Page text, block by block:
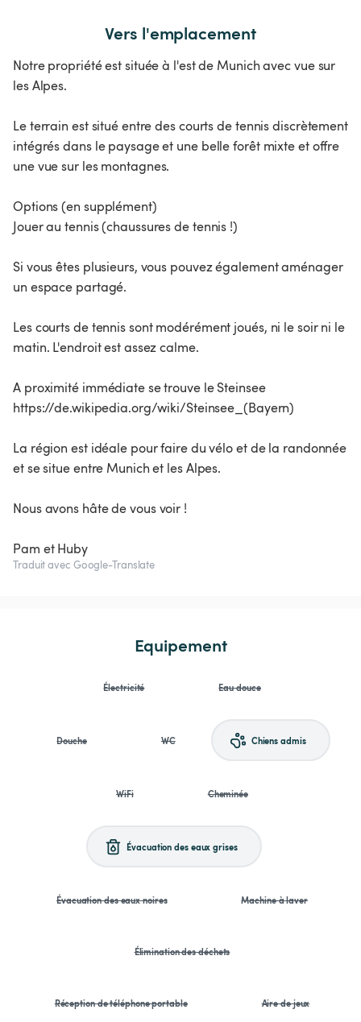
Vers l'emplacement
Notre propriété est située à l'est de Munich avec vue sur
les Alpes.
Le terrain est situé entre des courts de tennis discrètement
intégrés dans le paysage et une belle forêt mixte et offre
une vue sur les montagnes.
Options (en supplément)
Jouer au tennis (chaussures de tennis !)
Si vous êtes plusieurs, vous pouvez également aménager
un espace partagé.
Les courts de tennis sont modérément joués, ni le soir ni le
matin. L'endroit est assez calme.
A proximité immédiate se trouve le Steinsee
https://de.wikipedia.org/wiki/Steinsee_(Bayern)
La région est idéale pour faire du vélo et de la randonnée
et se situe entre Munich et les Alpes.
Nous avons hâte de vous voir !
Pam et Huby
Traduit avec Google-Translate
Equipement
Électricité Eau douce
Douche WC Chiens admis
WiFi Cheminée
Évacuation des eaux grises
Évacuation des eaux noires Machine à laver
Élimination des déchets
Réception de téléphone portable Aire de jeux